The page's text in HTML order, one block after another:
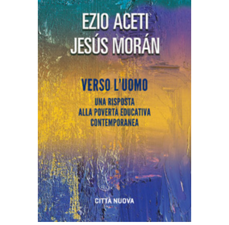
AGGIUNGI AL CARRELLO